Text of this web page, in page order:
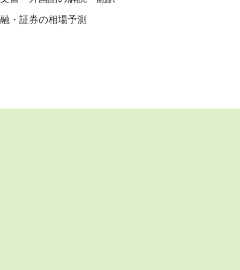
・証券の相場予測